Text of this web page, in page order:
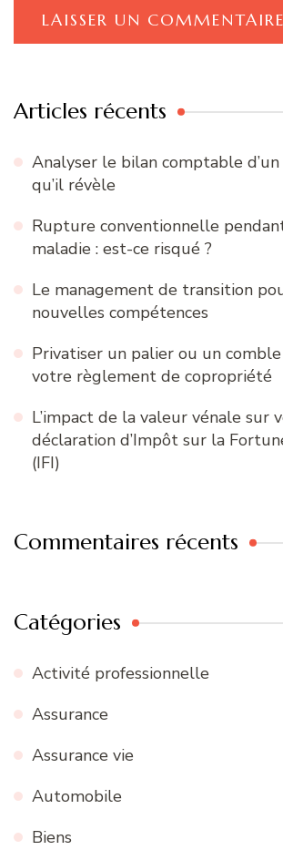
Articles récents
Analyser le bilan comptable
qu’il révèle
Rupture conventionnelle
maladie : est-ce risqué ?
Le management de transition
nouvelles compétences
Privatiser un palier ou un
votre règlement de copropriété
L’impact de la valeur vénale sur
déclaration d’Impôt sur la
(IFI)
Commentaires récents
Catégories
Activité professionnelle
Assurance
Assurance vie
Automobile
Biens